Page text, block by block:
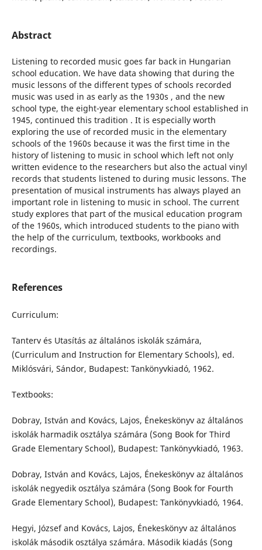
Abstract
Listening to recorded music goes far back in Hungarian
school education. We have data showing that during the
music lessons of the different types of schools recorded
music was used in as early as the 1930s , and the new
school type, the eight-year elementary school established in
1945, continued this tradition . It is especially worth
exploring the use of recorded music in the elementary
schools of the 1960s because it was the first time in the
history of listening to music in school which left not only
written evidence to the researchers but also the actual vinyl
records that students listened to during music lessons. The
presentation of musical instruments has always played an
important role in listening to music in school. The current
study explores that part of the musical education program
of the 1960s, which introduced students to the piano with
the help of the curriculum, textbooks, workbooks and
recordings.
References
Curriculum:
Tanterv és Utasítás az általános iskolák számára,
(Curriculum and Instruction for Elementary Schools), ed.
Miklósvári, Sándor, Budapest: Tankönyvkiadó, 1962.
Textbooks:
Dobray, István and Kovács, Lajos, Énekeskönyv az általános
iskolák harmadik osztálya számára (Song Book for Third
Grade Elementary School), Budapest: Tankönyvkiadó, 1963.
Dobray, István and Kovács, Lajos, Énekeskönyv az általános
iskolák negyedik osztálya számára (Song Book for Fourth
Grade Elementary School), Budapest: Tankönyvkiadó, 1964.
Hegyi, József and Kovács, Lajos, Énekeskönyv az általános
iskolák második osztálya számára. Második kiadás (Song